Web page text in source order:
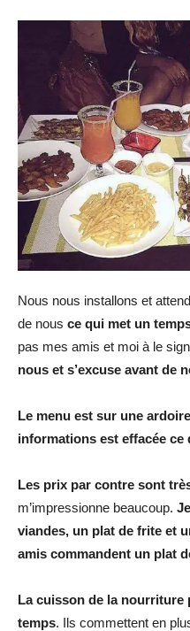
Nous nous installons et
de nous ce qui met un
pas mes amis et moi à le
nous et s’excuse avant de
Le menu est sur une
informations est effacée ce
Les prix par contre sont
m’impressionne beaucoup.
viandes, un plat de frite et
amis commandent un plat
La cuisson de la nourriture
temps. Ils commettent en